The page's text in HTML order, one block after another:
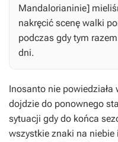
Mandalorianinie]
nakręcić scenę walki
podczas gdy tym
dni.
Inosanto nie
dojdzie do ponownego
sytuacji gdy do końca
wszystkie znaki na